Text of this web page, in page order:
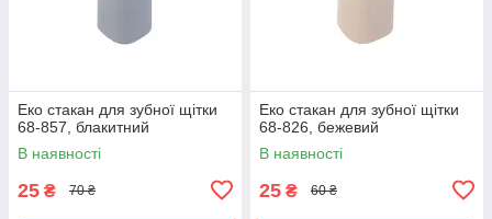
Еко стакан для зубної щітки
68-857, блакитний
В наявності
25 ₴ 70 ₴
Еко стакан для зубної щітки
68-826, бежевий
В наявності
25 ₴ 60 ₴